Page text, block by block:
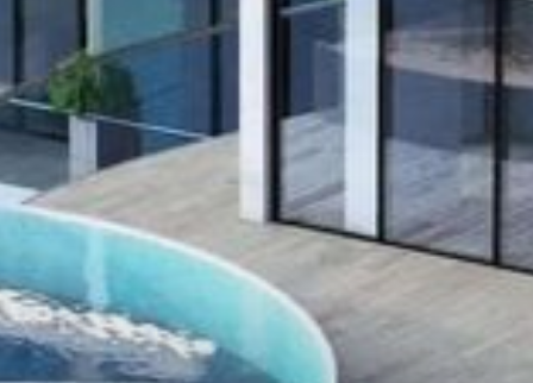
Alquilar
Venta
Sobre Plano
Agentes
About Us